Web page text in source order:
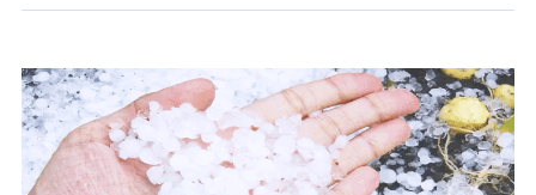
郵便、電話、およびＥメール等により、当社と取引のあるも
た維持管理等の委託業務遂行のため、またそれらに付帯、関
連する当社および提携会社のサービスを案内、提供するため
（なお、当社は複数の保険会社と取引があり、取得した個人
情報を取引のある他の保険会社の商品・サービスをご提案す
るために利用させていただくことがあります。）
上記に係る連絡・手続き・管理等付帯業務を行うため